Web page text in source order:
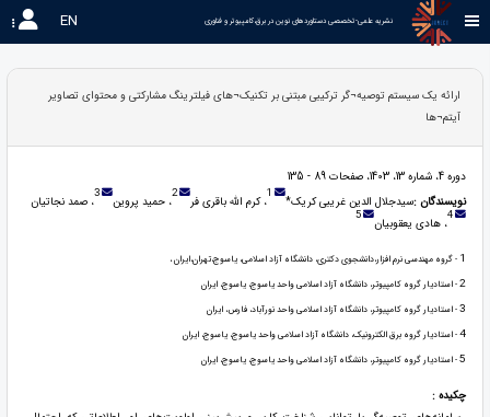
نشریه علمی-تخصصی دستاوردهای نوین در برق،کامپیوتر و فناوری EN
ارائه یک سیستم توصیه¬گر ترکیبی مبتنی بر تکنیک¬های فیلترینگ مشارکتی و محتوای تصاویر
آیتم¬ها
دوره 4، شماره 13، 1403، صفحات 89 - 135
نویسندگان :سیدجلال الدین غریبی کریک* 1، کرم الله باقری فر 2، حمید پروین 3، صمد نجاتیان
4، هادی یعقوبیان 5
1 - گروه مهندسی نرم افزار،دانشجوی دکتری، دانشگاه آزاد اسلامی، یاسوج،تهران،ایران ،
2- استادیار گروه کامپیوتر، دانشگاه آزاد اسلامی واحد یاسوج، یاسوج، ایران
3- استادیار گروه کامپیوتر، دانشگاه آزاد اسلامی واحد نورآباد، فارس، ایران
4- استادیار گروه برق الکترونیک، دانشگاه آزاد اسلامی واحد یاسوج، یاسوج، ایران
5- استادیار گروه کامپیوتر، دانشگاه آزاد اسلامی واحد یاسوج، یاسوج، ایران
چکیده :